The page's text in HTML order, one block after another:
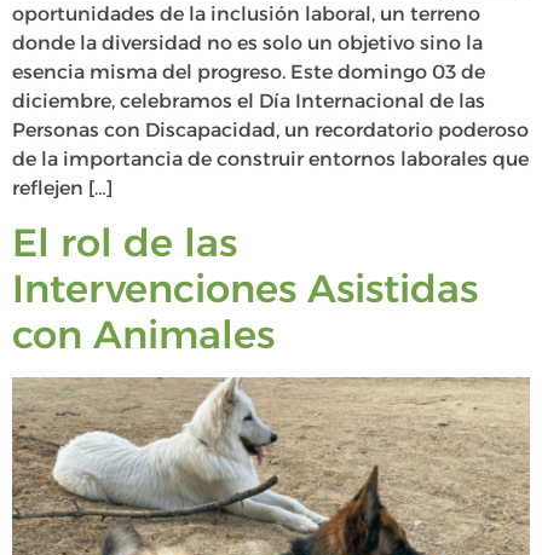
oportunidades de la inclusión laboral, un terreno
donde la diversidad no es solo un objetivo sino la
esencia misma del progreso. Este domingo 03 de
diciembre, celebramos el Día Internacional de las
Personas con Discapacidad, un recordatorio poderoso
de la importancia de construir entornos laborales que
reflejen […]
El rol de las
Intervenciones Asistidas
con Animales